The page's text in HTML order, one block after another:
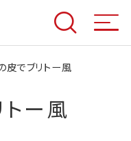
皮でブリトー風
ー風